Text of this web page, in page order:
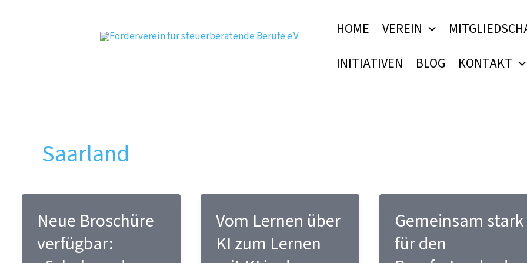
HOME VEREIN
INITIATIVEN
BLOG KONTAKT
Saarland
Neue Broschüre
verfügbar:
Vom Lernen über
KI zum Lernen
Gemeinsam stark
für den